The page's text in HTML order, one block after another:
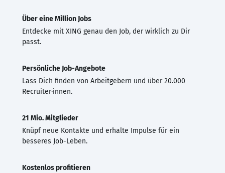
Über eine Million Jobs
Entdecke mit XING genau den Job, der wirklich zu Dir
passt.
Persönliche Job-Angebote
Lass Dich finden von Arbeitgebern und über 20.000
Recruiter·innen.
21 Mio. Mitglieder
Knüpf neue Kontakte und erhalte Impulse für ein
besseres Job-Leben.
Kostenlos profitieren